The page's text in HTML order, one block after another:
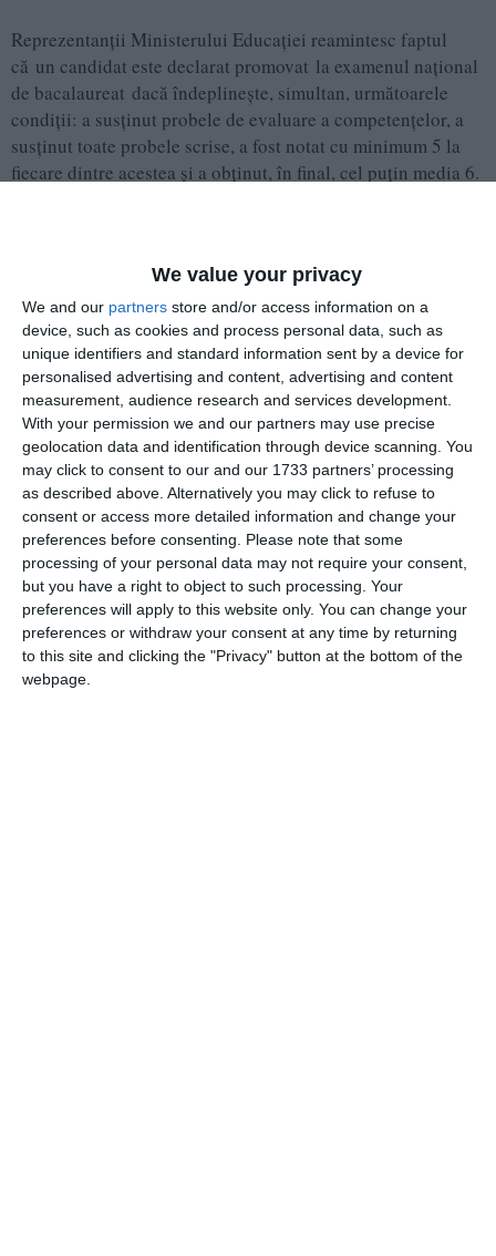
We value your privacy
We and our partners store and/or access information on a
device, such as cookies and process personal data, such as
unique identifiers and standard information sent by a device for
personalised advertising and content, advertising and content
measurement, audience research and services development.
With your permission we and our partners may use precise
geolocation data and identification through device scanning. You
may click to consent to our and our 1733 partners’ processing
as described above. Alternatively you may click to refuse to
consent or access more detailed information and change your
preferences before consenting.
Please note that some
processing of your personal data may not require your consent,
but you have a right to object to such processing. Your
preferences will apply to this website only. You can change your
preferences or withdraw your consent at any time by returning
to this site and clicking the "Privacy" button at the bottom of the
webpage.
Reprezentanții Ministerului Educației reamintesc faptul
că un candidat este declarat promovat la examenul național
de bacalaureat dacă îndeplinește, simultan, următoarele
condiţii: a susţinut probele de evaluare a competenţelor, a
susţinut toate probele scrise, a fost notat cu minimum 5 la
fiecare dintre acestea și a obținut, în final, cel puţin media 6.
Joi începe prima probă a examenului de bacalaureat.
Calendarul probelor, sesiunea august
Adaugă-ne ca sursă în Google
Urmărește-ne pe Google News
Urmărește-ne pe Whatsapp
Ti-a placut articolul?